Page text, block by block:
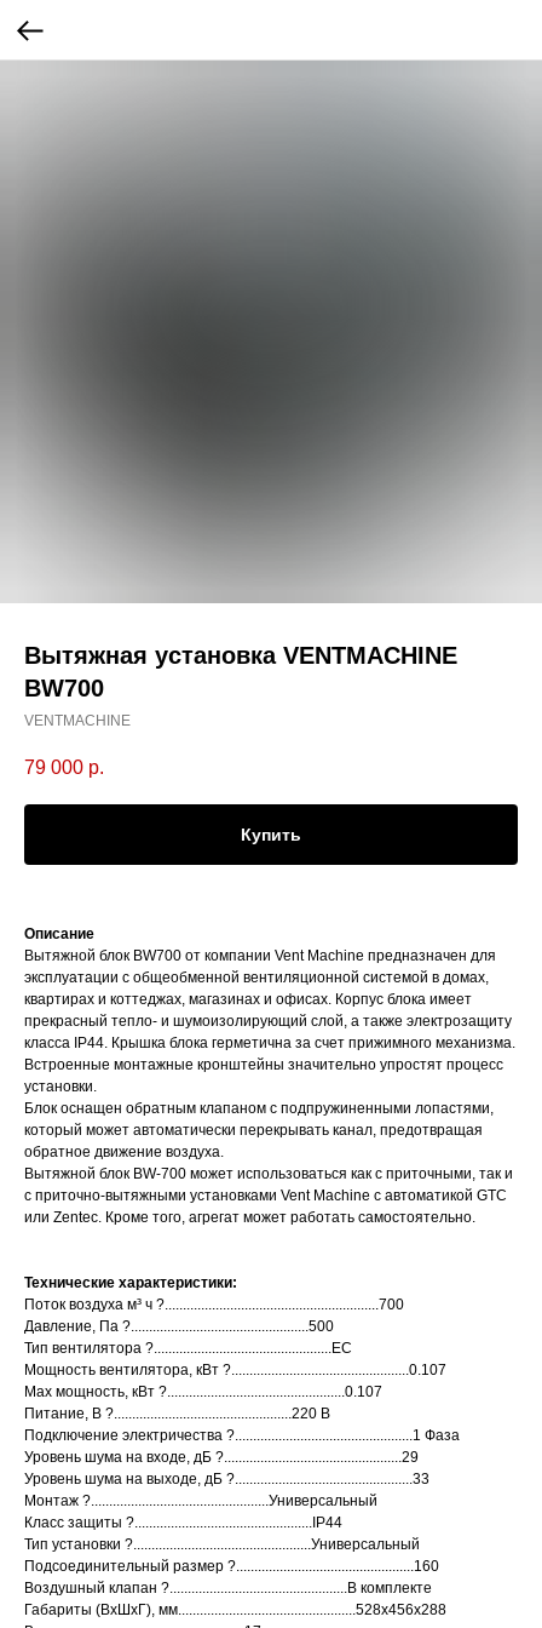
Bытяжная установка VENTMACHINE
BW700
VENTMACHINE
79 000 р.
Купить
Описание
Вытяжной блок BW700 от компании Vent Machine предназначен для
эксплуатации с общеобменной вентиляционной системой в домах,
квартирах и коттеджах, магазинах и офисах. Корпус блока имеет
прекрасный тепло- и шумоизолирующий слой, а также электрозащиту
класса IP44. Крышка блока герметична за счет прижимного механизма.
Встроенные монтажные кронштейны значительно упростят процесс
установки.
Блок оснащен обратным клапаном с подпружиненными лопастями,
который может автоматически перекрывать канал, предотвращая
обратное движение воздуха.
Вытяжной блок BW-700 может использоваться как с приточными, так и
с приточно-вытяжными установками Vent Machine с автоматикой GTC
или Zentec. Кроме того, агрегат может работать самостоятельно.
Технические характеристики:
Поток воздуха м³ ч ?...........................................................700
Давление, Па ?.................................................500
Тип вентилятора ?.................................................EC
Мощность вентилятора, кВт ?.................................................0.107
Max мощность, кВт ?.................................................0.107
Питание, В ?.................................................220 В
Подключение электричества ?.................................................1 Фаза
Уровень шума на входе, дБ ?.................................................29
Уровень шума на выходе, дБ ?.................................................33
Монтаж ?.................................................Универсальный
Класс защиты ?.................................................IP44
Тип установки ?.................................................Универсальный
Подсоединительный размер ?.................................................160
Воздушный клапан ?.................................................В комплекте
Габариты (ВхШхГ), мм.................................................528x456x288